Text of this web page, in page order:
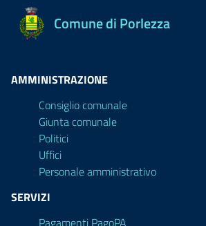
Comune di Porlezza
AMMINISTRAZIONE
Consiglio comunale
Giunta comunale
Politici
Uffici
Personale amministrativo
SERVIZI
Pagamenti PagoPA